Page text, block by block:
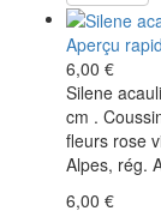
Aperçu
6,00 €
Silene
cm .
fleurs rose
Alpes, rég.
6,00 €